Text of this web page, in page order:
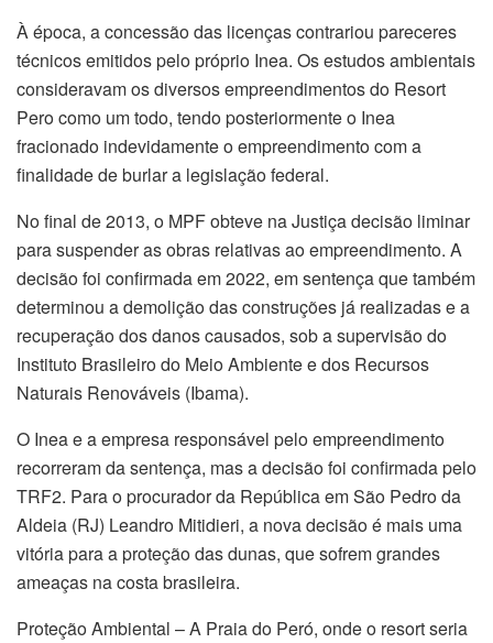
À época, a concessão das licenças contrariou pareceres
técnicos emitidos pelo próprio Inea. Os estudos ambientais
consideravam os diversos empreendimentos do Resort
Pero como um todo, tendo posteriormente o Inea
fracionado indevidamente o empreendimento com a
finalidade de burlar a legislação federal.
No final de 2013, o MPF obteve na Justiça decisão liminar
para suspender as obras relativas ao empreendimento. A
decisão foi confirmada em 2022, em sentença que também
determinou a demolição das construções já realizadas e a
recuperação dos danos causados, sob a supervisão do
Instituto Brasileiro do Meio Ambiente e dos Recursos
Naturais Renováveis (Ibama).
O Inea e a empresa responsável pelo empreendimento
recorreram da sentença, mas a decisão foi confirmada pelo
TRF2. Para o procurador da República em São Pedro da
Aldeia (RJ) Leandro Mitidieri, a nova decisão é mais uma
vitória para a proteção das dunas, que sofrem grandes
ameaças na costa brasileira.
Proteção Ambiental – A Praia do Peró, onde o resort seria